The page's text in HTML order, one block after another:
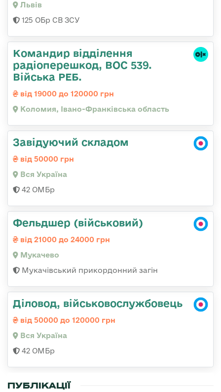
Львів
125 ОБр СВ ЗСУ
Командир відділення
радіоперешкод, ВОС 539.
Війська РЕБ.
від 19000 до 120000 грн
Коломия, Івано-Франківська область
Завідуючий складом
від 50000 грн
Вся Україна
42 ОМБр
Фельдшер (військовий)
від 21000 до 24000 грн
Мукачево
Мукачівський прикордонний загін
Діловод, військовослужбовець
від 50000 до 120000 грн
Вся Україна
42 ОМБр
ПУБЛІКАЦІЇ